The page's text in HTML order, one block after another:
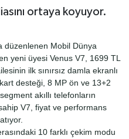
ortaya koyuyor.
düzenlenen Mobil Dünya
en yeni üyesi Venus V7, 1699 TL
ilk sınırsız damla ekranlı
desteği, 8 MP ön ve 13+2
akıllı telefonların
V7, fiyat ve performans
10 farklı çekim modu